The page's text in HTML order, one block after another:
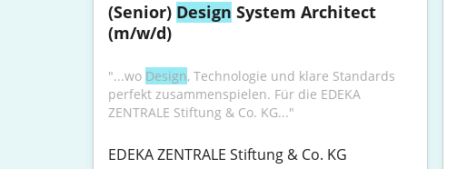
(Senior) Design System Architect
(m/w/d)
"...wo Design, Technologie und klare Standards
perfekt zusammenspielen. Für die EDEKA
ZENTRALE Stiftung & Co. KG..."
EDEKA ZENTRALE Stiftung & Co. KG